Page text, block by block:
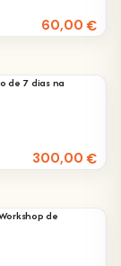
60,00€
de 7 dias na
300,00€
de